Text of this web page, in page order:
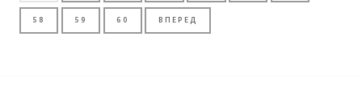
58 59 60 ВПЕРЕД